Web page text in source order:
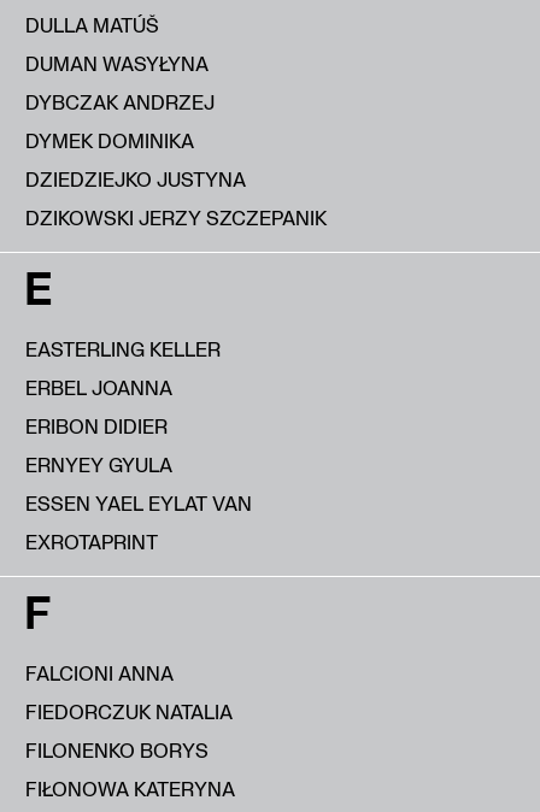
DULLA MATÚŠ
DUMAN WASYŁYNA
DYBCZAK ANDRZEJ
DYMEK DOMINIKA
DZIEDZIEJKO JUSTYNA
DZIKOWSKI JERZY SZCZEPANIK
E
EASTERLING KELLER
ERBEL JOANNA
ERIBON DIDIER
ERNYEY GYULA
ESSEN YAEL EYLAT VAN
EXROTAPRINT
F
FALCIONI ANNA
FIEDORCZUK NATALIA
FILONENKO BORYS
FIŁONOWA KATERYNA